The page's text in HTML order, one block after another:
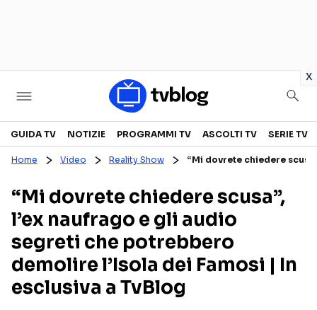
x
Televisione
CANALI TV
PROGRAMMI TV
PERSONAGGI TV
SERIE TV
REALITY SHOW
FICTION
GUIDA TV NOTIZIE PROGRAMMI TV ASCOLTI TV SERIE TV
Home Video Reality Show “Mi dovrete chiedere
“Mi dovrete chiedere scusa”,
l’ex naufrago e gli audio
segreti che potrebbero
demolire l’Isola dei Famosi | In
esclusiva a TvBlog